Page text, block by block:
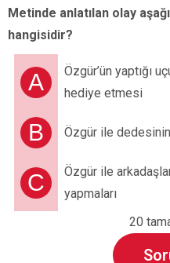
Metinde anlatılan olay
hangisidir?
A
Özgür’ün yaptığı
hediye etmesi
B Özgür ile
C
Özgür ile
yapmaları
20